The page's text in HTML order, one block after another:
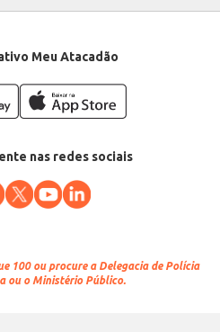
Meu Atacadão
nas redes sociais
100 ou procure a Delegacia de Polícia
ou o Ministério Público.